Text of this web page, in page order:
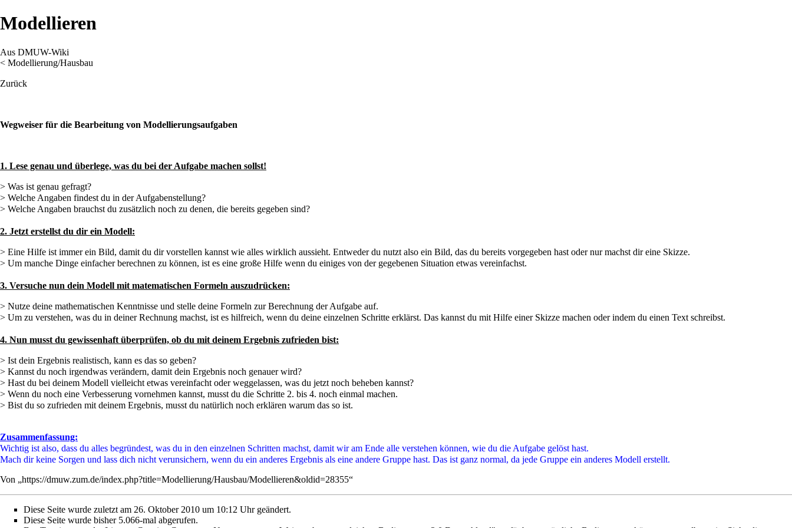
Modellieren
Aus DMUW-Wiki
< Modellierung/Hausbau
Zurück
Wegweiser für die Bearbeitung von Modellierungsaufgaben
1. Lese genau und überlege, was du bei der Aufgabe machen sollst!
> Was ist genau gefragt?
> Welche Angaben findest du in der Aufgabenstellung?
> Welche Angaben brauchst du zusätzlich noch zu denen, die bereits gegeben sind?
2. Jetzt erstellst du dir ein Modell:
> Eine Hilfe ist immer ein Bild, damit du dir vorstellen kannst wie alles wirklich aussieht. Entweder du nutzt also ein Bild, das du bereits vorgegeben hast oder nur machst dir eine Skizze.
> Um manche Dinge einfacher berechnen zu können, ist es eine große Hilfe wenn du einiges von der gegebenen Situation etwas vereinfachst.
3. Versuche nun dein Modell mit matematischen Formeln auszudrücken:
> Nutze deine mathematischen Kenntnisse und stelle deine Formeln zur Berechnung der Aufgabe auf.
> Um zu verstehen, was du in deiner Rechnung machst, ist es hilfreich, wenn du deine einzelnen Schritte erklärst. Das kannst du mit Hilfe einer Skizze machen oder indem du einen Text schreibst.
4. Nun musst du gewissenhaft überprüfen, ob du mit deinem Ergebnis zufrieden bist:
> Ist dein Ergebnis realistisch, kann es das so geben?
> Kannst du noch irgendwas verändern, damit dein Ergebnis noch genauer wird?
> Hast du bei deinem Modell vielleicht etwas vereinfacht oder weggelassen, was du jetzt noch beheben kannst?
> Wenn du noch eine Verbesserung vornehmen kannst, musst du die Schritte 2. bis 4. noch einmal machen.
> Bist du so zufrieden mit deinem Ergebnis, musst du natürlich noch erklären warum das so ist.
Zusammenfassung:
Wichtig ist also, dass du alles begründest, was du in den einzelnen Schritten machst, damit wir am Ende alle verstehen können, wie du die Aufgabe gelöst hast.
Mach dir keine Sorgen und lass dich nicht verunsichern, wenn du ein anderes Ergebnis als eine andere Gruppe hast. Das ist ganz normal, da jede Gruppe ein anderes Modell erstellt.
Von „https://dmuw.zum.de/index.php?title=Modellierung/Hausbau/Modellieren&oldid=28355“
Diese Seite wurde zuletzt am 26. Oktober 2010 um 10:12 Uhr geändert.
Diese Seite wurde bisher 5.066-mal abgerufen.